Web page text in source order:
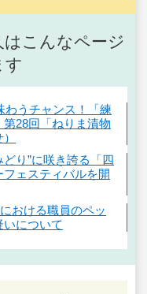
こんなページ
す
わうチャンス！「練
28回「ねりま漬物
どり”に咲き誇る「四
ェスティバルを開
おける職員のペッ
いについて